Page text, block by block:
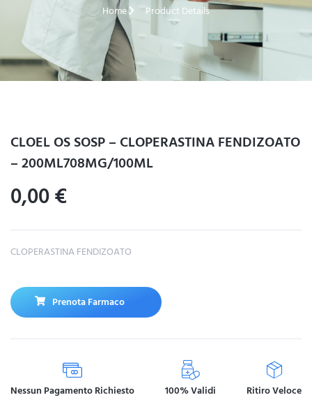
Home Product Details
CLOEL OS SOSP – CLOPERASTINA FENDIZOATO
– 200ML708MG/100ML
0,00€
CLOPERASTINA FENDIZOATO
Prenota Farmaco
Nessun Pagamento Richiesto 100% Validi Ritiro Veloce